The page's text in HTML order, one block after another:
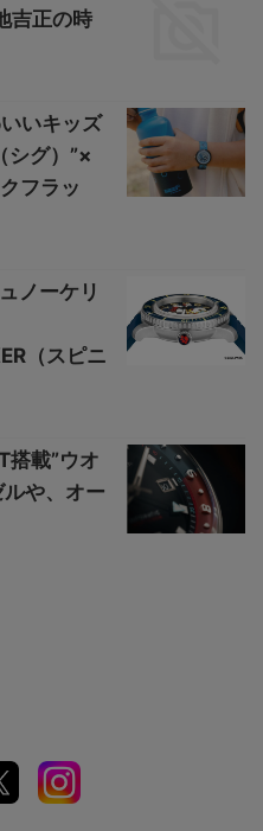
吉正の時
いキッズ
シグ）”×
フラッ
ノーケリ
（スピニ
搭載”ウオ
や、オー